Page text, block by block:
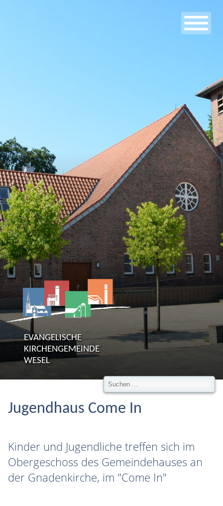
EVANGELISCHE
KIRCHENGEMEINDE
WESEL
Jugendhaus Come In
Kinder und Jugendliche treffen sich im
Obergeschoss des Gemeindehauses an
der Gnadenkirche, im "Come In"